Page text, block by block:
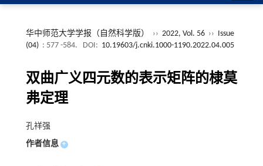
华中师范大学学报（自然科学版） ›› 2022, Vol. 56 ››
Issue
(04) : 577 -584. DOI: 10.19603/j.cnki.1000-1190.2022.04.005
双曲广义四元数的表示矩阵的棣莫
弗定理
孔祥强
作者信息 +